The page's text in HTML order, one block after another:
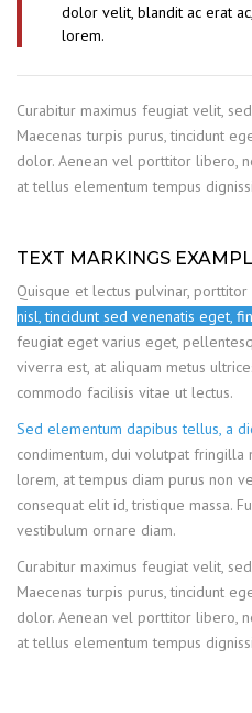
dolor velit, blandit ac erat
lorem.
Curabitur maximus feugiat velit,
Maecenas turpis purus, tincidunt
dolor. Aenean vel porttitor libero,
at tellus elementum tempus
TEXT MARKINGS
Quisque et lectus pulvinar,
nisl, tincidunt sed venenatis eget,
feugiat eget varius eget,
viverra est, at aliquam metus
commodo facilisis vitae ut lectus.
Sed elementum dapibus tellus, a
condimentum, dui volutpat
lorem, at tempus diam purus non
consequat elit id, tristique massa.
vestibulum ornare diam.
Curabitur maximus feugiat velit,
Maecenas turpis purus, tincidunt
dolor. Aenean vel porttitor libero,
at tellus elementum tempus